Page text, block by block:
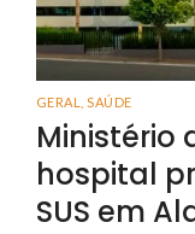
GERAL SAÚDE
Ministério
hospital
SUS em